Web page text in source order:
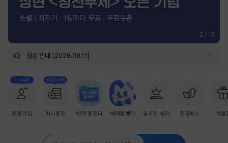
2 / 15
점검 안내 [2026.08.11]
+1,000원
회원가입
첫충전 혜택
머니충전 혜택 총정리 혜택몰빵💘 밀리언 셀러 점핑패스 선물